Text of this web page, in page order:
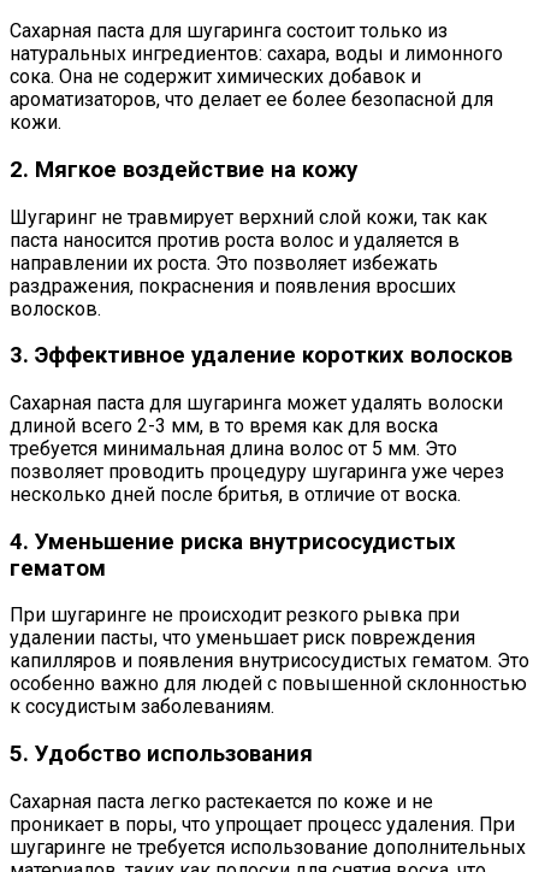
Сахарная паста для шугаринга состоит только из
натуральных ингредиентов: сахара, воды и лимонного
сока. Она не содержит химических добавок и
ароматизаторов, что делает ее более безопасной для
кожи.
2. Мягкое воздействие на кожу
Шугаринг не травмирует верхний слой кожи, так как
паста наносится против роста волос и удаляется в
направлении их роста. Это позволяет избежать
раздражения, покраснения и появления вросших
волосков.
3. Эффективное удаление коротких волосков
Сахарная паста для шугаринга может удалять волоски
длиной всего 2-3 мм, в то время как для воска
требуется минимальная длина волос от 5 мм. Это
позволяет проводить процедуру шугаринга уже через
несколько дней после бритья, в отличие от воска.
4. Уменьшение риска внутрисосудистых
гематом
При шугаринге не происходит резкого рывка при
удалении пасты, что уменьшает риск повреждения
капилляров и появления внутрисосудистых гематом. Это
особенно важно для людей с повышенной склонностью
к сосудистым заболеваниям.
5. Удобство использования
Сахарная паста легко растекается по коже и не
проникает в поры, что упрощает процесс удаления. При
шугаринге не требуется использование дополнительных